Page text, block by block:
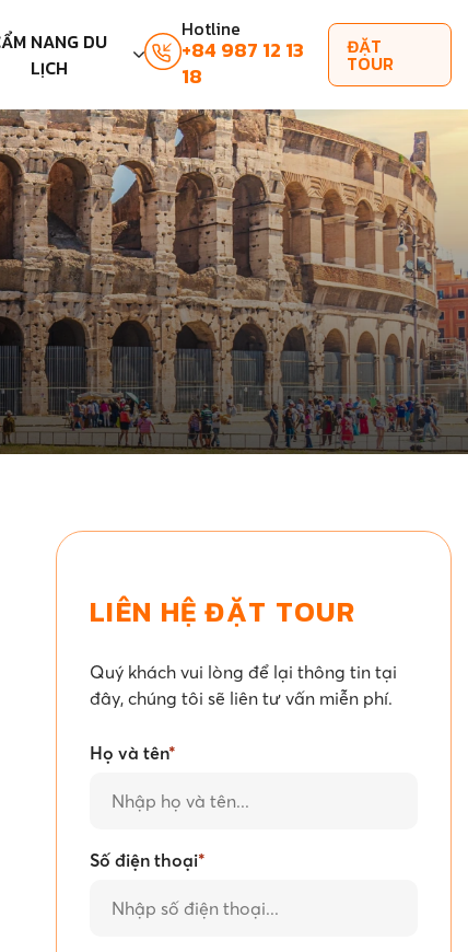
NANG DU
LỊCH
Hotline
+84 987 12 13
18
ĐẶT
TOUR
LIÊN HỆ ĐẶT TOUR
Quý khách vui lòng để lại thông tin tại
đây, chúng tôi sẽ liên tư vấn miễn phí.
Họ và tên*
Số điện thoại*